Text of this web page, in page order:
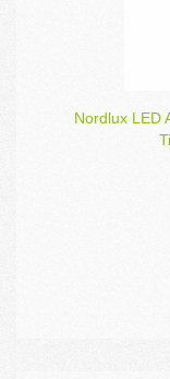
Nordlux LED